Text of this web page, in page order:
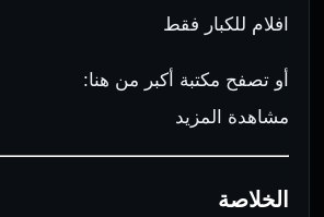
افلام للكبار فقط
أو تصفح مكتبة أكبر من هنا:
مشاهدة المزيد
الخلاصة